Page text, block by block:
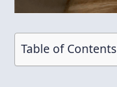
Table of Contents